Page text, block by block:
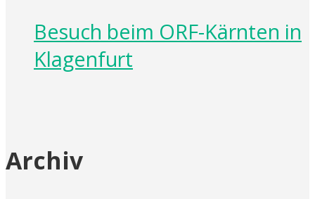
Besuch beim ORF-Kärnten in
Klagenfurt
Archiv